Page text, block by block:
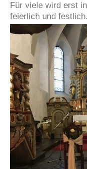
Für viele wird erst
feierlich und festlich.